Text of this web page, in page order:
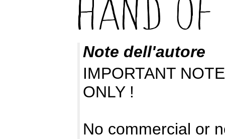
Note dell'autore
IMPORTANT
ONLY !
No commercial or